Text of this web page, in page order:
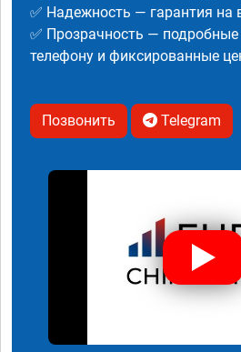
✅ Надежность — гарантия на
✅ Прозрачность — подробные
телефону и фиксированные
Позвонить Telegram